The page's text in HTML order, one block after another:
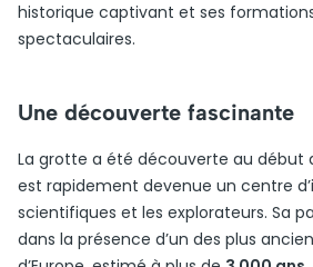
historique captivant et ses
spectaculaires.
Une découverte fascinante
La grotte a été découverte au début
est rapidement devenue un centre
scientifiques et les explorateurs. Sa
dans la présence d’un des plus